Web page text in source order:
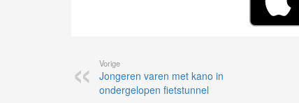
Vorige
Jongeren varen met kano in
ondergelopen fietstunnel